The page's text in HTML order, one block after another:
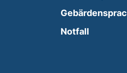
opens in a new window)
Notfall